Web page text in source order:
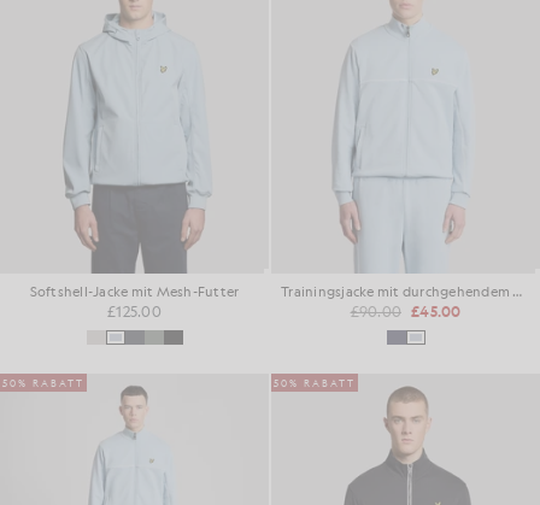
Softshell-Jacke mit Mesh-Futter
£125.00
Trainingsjacke mit durchgehendem Reißverschluss und Paspelierung
£90.00 £45.00
50% RABATT 50% RABATT